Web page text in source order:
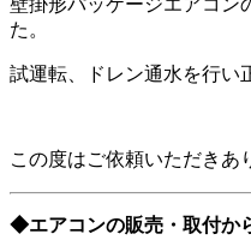
た。
試運転、ドレン通水を行い
この度はご依頼いただきあ
◆エアコンの販売・取付か